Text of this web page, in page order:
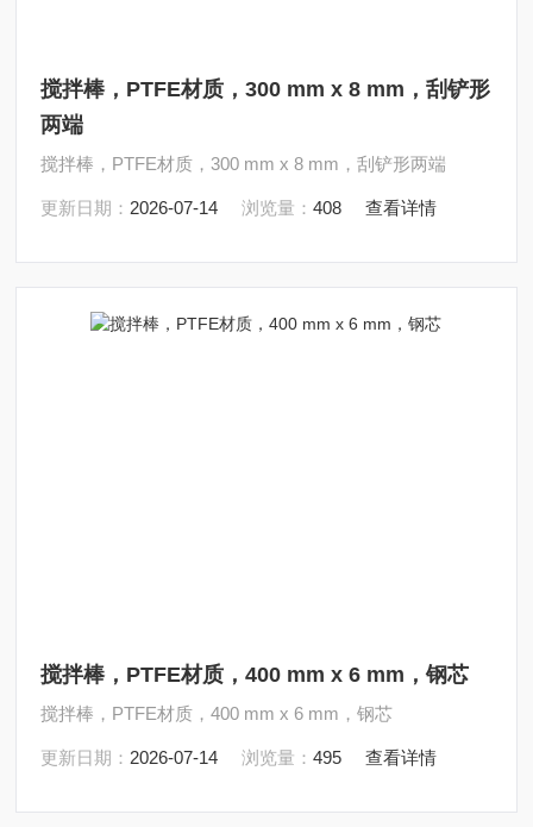
搅拌棒，PTFE材质，300 mm x 8 mm，刮铲形
两端
搅拌棒，PTFE材质，300 mm x 8 mm，刮铲形两端
更新日期： 2026-07-14 浏览量：408 查看详情
搅拌棒，PTFE材质，400 mm x 6 mm，钢芯
搅拌棒，PTFE材质，400 mm x 6 mm，钢芯
更新日期： 2026-07-14 浏览量：495 查看详情